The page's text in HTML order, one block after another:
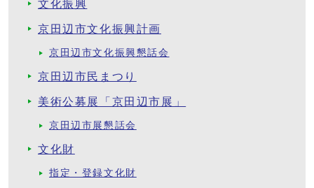
文化振興
京田辺市文化振興計画
京田辺市文化振興懇話会
京田辺市民まつり
美術公募展「京田辺市展」
京田辺市展懇話会
文化財
指定・登録文化財